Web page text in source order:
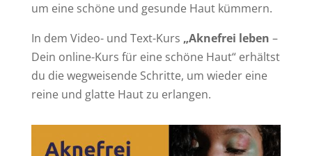
um eine schöne und gesunde Haut kümmern.
In dem Video- und Text-Kurs „Aknefrei leben –
Dein online-Kurs für eine schöne Haut“ erhältst
du die wegweisende Schritte, um wieder eine
reine und glatte Haut zu erlangen.